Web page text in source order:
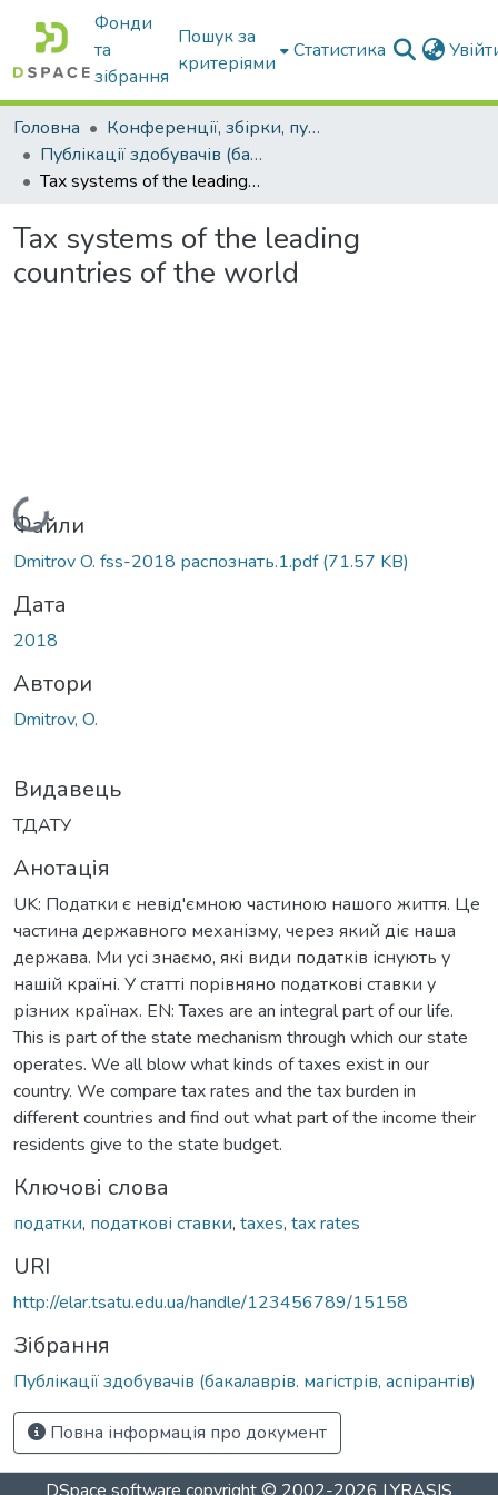
Фонди
та
зібрання
Пошук за
критеріями
Статистика
Головна
Конференції, збірки, публікації молодих вчених і здобувачів : магістрів, бакалаврів, аспірантів.
Публікації здобувачів (бакалаврів. магістрів, аспірантів)
Tax systems of the leading countries of the world
Tax systems of the leading
countries of the world
Вантажиться...
Файли
Dmitrov O. fss-2018 распознать.1.pdf(71.57 KB)
Дата
2018
Автори
Dmitrov, O.
Видавець
ТДАТУ
Анотація
UK: Податки є невід'ємною частиною нашого життя. Це
частина державного механізму, через який діє наша
держава. Ми усі знаємо, які види податків існують у
нашій країні. У статті порівняно податкові ставки у
різних країнах. EN: Taxes are an integral part of our life.
This is part of the state mechanism through which our state
operates. We all blow what kinds of taxes exist in our
country. We compare tax rates and the tax burden in
different countries and find out what part of the income their
residents give to the state budget.
Ключові слова
податки, податкові ставки, taxes, tax rates
URI
http://elar.tsatu.edu.ua/handle/123456789/15158
Зібрання
Публікації здобувачів (бакалаврів. магістрів, аспірантів)
Повна інформація про документ